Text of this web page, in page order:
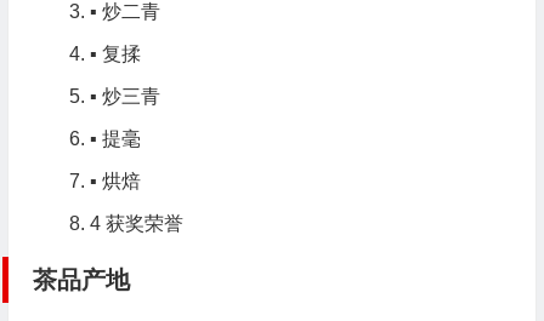
▪ 炒二青
▪ 复揉
▪ 炒三青
▪ 提毫
▪ 烘焙
4 获奖荣誉
茶品产地